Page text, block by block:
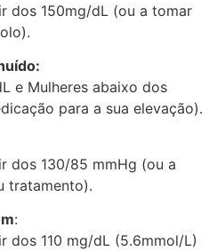
dos 150mg/dL (ou a tomar
e Mulheres abaixo dos
para a sua elevação).
dos 130/85 mmHg (ou a
tratamento).
:
dos 110 mg/dL (5.6mmol/L)